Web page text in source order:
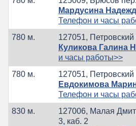
Мардусина
Телефон и часы
780 м.
127051, Петровский
Куликова Галина
и часы работы>>
780 м.
127051, Петровский
Евдокимова
Телефон и часы
830 м.
127006, Малая
3, каб. 2